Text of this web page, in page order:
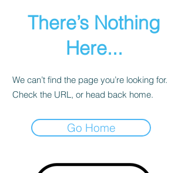
There’s Nothing
Here...
We can’t find the page you’re looking for.
Check the URL, or head back home.
Go Home